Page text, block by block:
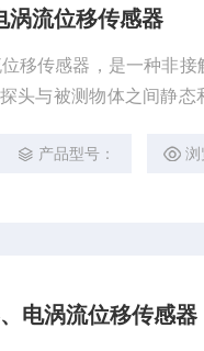
涡流位移传感器
移传感器，是一种非
头与被测物体之间静
产品型号： 浏
电涡流位移传感器